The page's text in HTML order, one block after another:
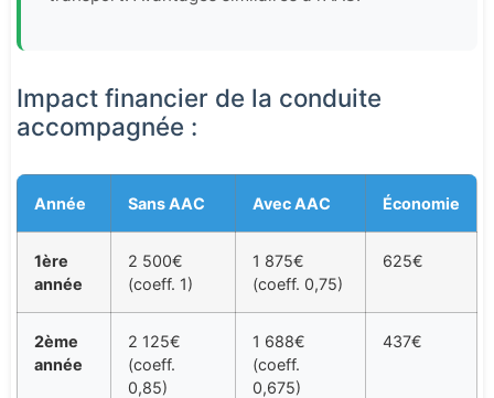
Impact financier de la conduite
accompagnée :
Année Sans AAC Avec AAC Économie
1ère
année
2 500€
(coeff. 1)
1 875€
(coeff. 0,75)
625€
2ème
année
2 125€
(coeff.
0,85)
1 688€
(coeff.
0,675)
437€